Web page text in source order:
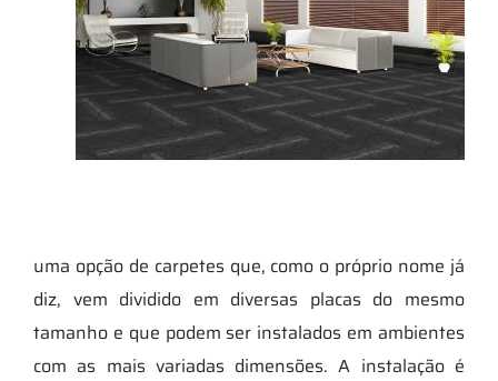
uma opção de carpetes que, como o próprio nome já
diz, vem dividido em diversas placas do mesmo
tamanho e que podem ser instalados em ambientes
com as mais variadas dimensões. A instalação é